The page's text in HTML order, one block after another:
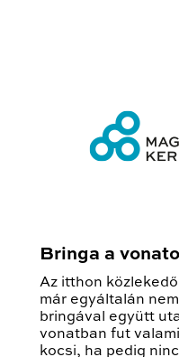
Bringa a
Az itthon
már egyáltalán
bringával együtt
vonatban fut
kocsi, ha pedig